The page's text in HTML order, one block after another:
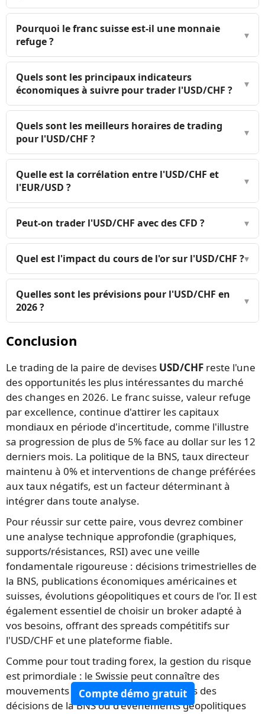
Pourquoi le franc suisse est-il une monnaie
refuge ?
▾
Quels sont les principaux indicateurs
économiques à suivre pour trader l'USD/CHF ?
▾
Quels sont les meilleurs horaires de trading
pour l'USD/CHF ?
▾
Quelle est la corrélation entre l'USD/CHF et
l'EUR/USD ?
▾
Peut-on trader l'USD/CHF avec des CFD ? ▾
Quel est l'impact du cours de l'or sur l'USD/CHF ?▾
Quelles sont les prévisions pour l'USD/CHF en
2026 ?
▾
Conclusion
Le trading de la paire de devises USD/CHF reste l'une
des opportunités les plus intéressantes du marché
des changes en 2026. Le franc suisse, valeur refuge
par excellence, continue d'attirer les capitaux
mondiaux en période d'incertitude, comme l'illustre
sa progression de plus de 5% face au dollar sur les 12
derniers mois. La politique de la BNS, taux directeur
maintenu à 0% et interventions de change préférées
aux taux négatifs, est un facteur déterminant à
intégrer dans toute analyse.
Pour réussir sur cette paire, vous devrez combiner
une analyse technique approfondie (graphiques,
supports/résistances, RSI) avec une veille
fondamentale rigoureuse : décisions trimestrielles de
la BNS, publications économiques américaines et
suisses, évolutions géopolitiques et cours de l'or. Il est
également essentiel de choisir un broker adapté à
vos besoins, offrant des spreads compétitifs sur
l'USD/CHF et une plateforme fiable.
Comme pour tout trading forex, la gestion du risque
est primordiale : le Swissie peut connaître des
mouvements brusques, notamment lors des
décisions de la BNS ou d'événements géopolitiques
Compte démo gratuit